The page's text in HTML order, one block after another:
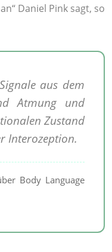
Daniel Pink sagt, so
aus dem
Atmung und
Zustand
Interozeption.
Body Language